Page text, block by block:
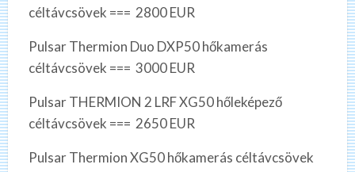
céltávcsövek === 2800 EUR
Pulsar Thermion Duo DXP50 hőkamerás
céltávcsövek === 3000 EUR
Pulsar THERMION 2 LRF XG50 hőleképező
céltávcsövek === 2650 EUR
Pulsar Thermion XG50 hőkamerás céltávcsövek